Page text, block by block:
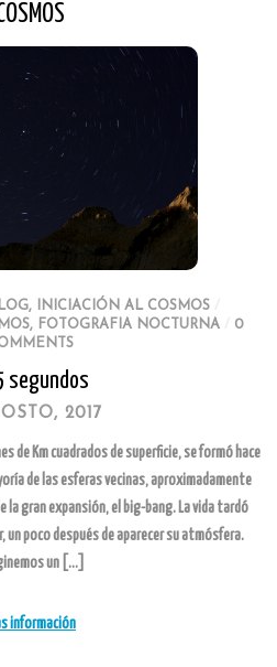
, INICIACIÓN AL COSMOS
, FOTOGRAFIA NOCTURNA
0
segundos
2017
de Km cuadrados de superficie, se formó hace
de las esferas vecinas, aproximadamente
la gran expansión, el big-bang. La vida tardó
un poco después de aparecer su atmósfera.
un […]
información